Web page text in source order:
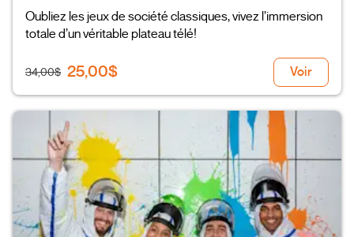
Oubliez les jeux de société classiques, vivez l’immersion
totale d’un véritable plateau télé!
34,00$ 25,00$ Voir